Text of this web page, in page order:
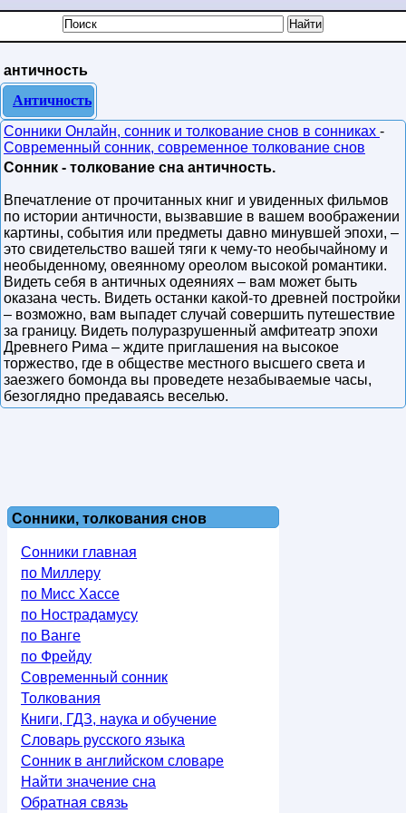
античность
Античность
Сонники Онлайн, сонник и толкование снов в сонниках -
Современный сонник, современное толкование снов
Сонник - толкование сна античность.
Впечатление от прочитанных книг и увиденных фильмов
по истории античности, вызвавшие в вашем воображении
картины, события или предметы давно минувшей эпохи, –
это свидетельство вашей тяги к чему-то необычайному и
необыденному, овеянному ореолом высокой романтики.
Видеть себя в античных одеяниях – вам может быть
оказана честь. Видеть останки какой-то древней постройки
– возможно, вам выпадет случай совершить путешествие
за границу. Видеть полуразрушенный амфитеатр эпохи
Древнего Рима – ждите приглашения на высокое
торжество, где в обществе местного высшего света и
заезжего бомонда вы проведете незабываемые часы,
безоглядно предаваясь веселью.
Сонники, толкования снов
Сонники главная
по Миллеру
по Мисс Хассе
по Нострадамусу
по Ванге
по Фрейду
Современный сонник
Толкования
Книги, ГДЗ, наука и обучение
Словарь русского языка
Сонник в английском словаре
Найти значение сна
Обратная связь